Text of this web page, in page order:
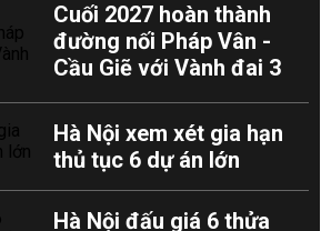
Cuối 2027 hoàn thành
đường nối Pháp Vân -
Cầu Giẽ với Vành đai 3
Hà Nội xem xét gia hạn
thủ tục 6 dự án lớn
Hà Nội đấu giá 6 thửa